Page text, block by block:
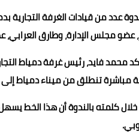
عدد من قيادات الغرفة التجارية
عضو مجلس الإدارة، وطارق
محمد فايد، رئيس غرفة دمياط
مباشرة تنطلق من ميناء دمياط
كلمته بالندوة أن هذا الخط